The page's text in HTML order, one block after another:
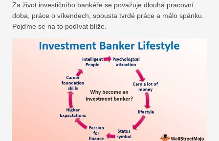
Za život investičního bankéře se považuje dlouhá pracovní
doba, práce o víkendech, spousta tvrdé práce a málo spánku.
Pojďme se na to podívat blíže.